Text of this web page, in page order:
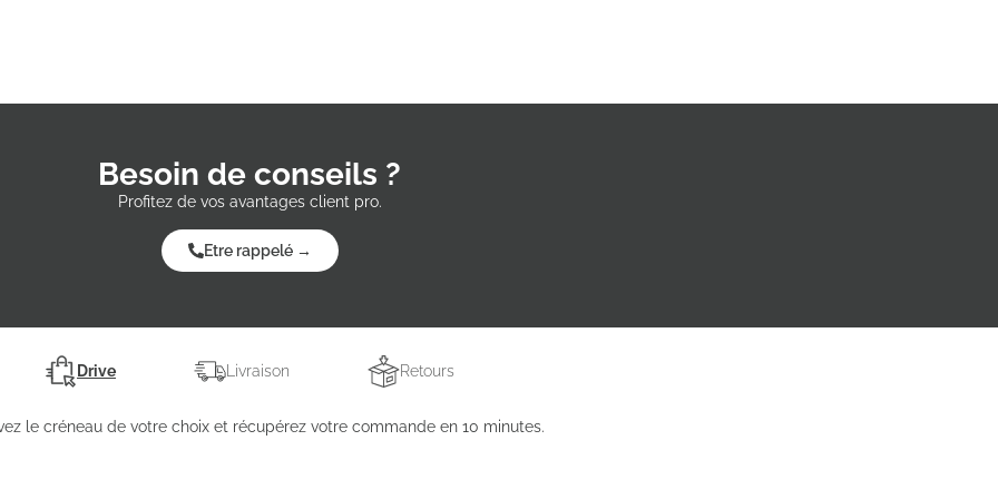
Besoin de conseils ?
Profitez de vos avantages client pro.
Etre rappelé →
Drive Livraison Retours
le créneau de votre choix et récupérez votre commande en 10 minutes.